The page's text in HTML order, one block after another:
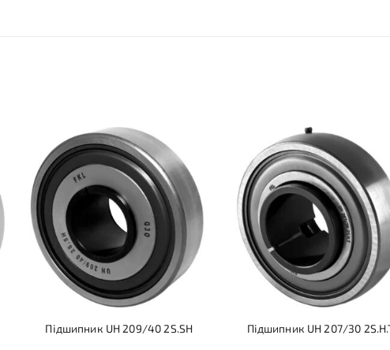
Підшипник UH 209/40 2S.SH Підшипник UH 207/30